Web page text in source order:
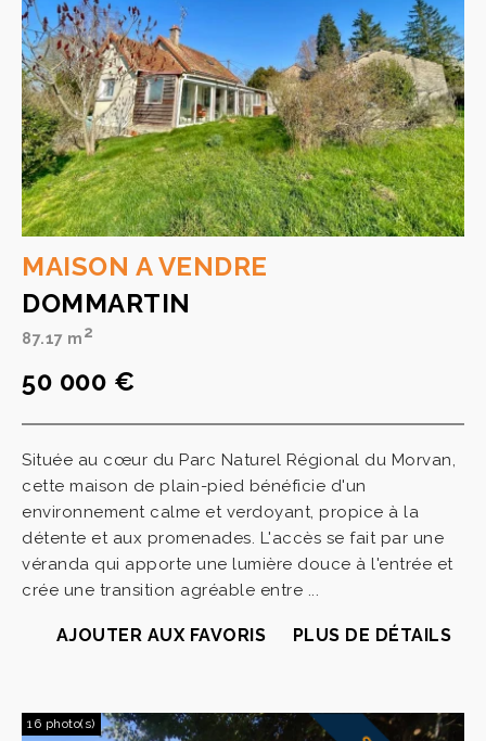
MAISON A VENDRE
DOMMARTIN
87.17 m2
50 000 €
Située au cœur du Parc Naturel Régional du Morvan,
cette maison de plain-pied bénéficie d'un
environnement calme et verdoyant, propice à la
détente et aux promenades. L'accès se fait par une
véranda qui apporte une lumière douce à l'entrée et
crée une transition agréable entre ...
AJOUTER AUX FAVORIS PLUS DE DÉTAILS
16 photo(s)